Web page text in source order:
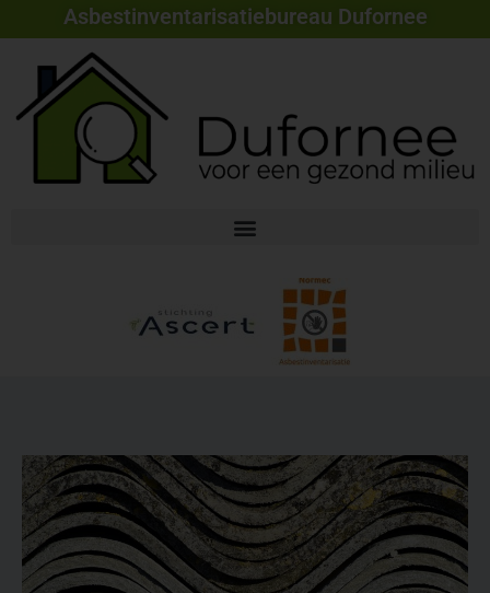
Asbestinventarisatiebureau Dufornee